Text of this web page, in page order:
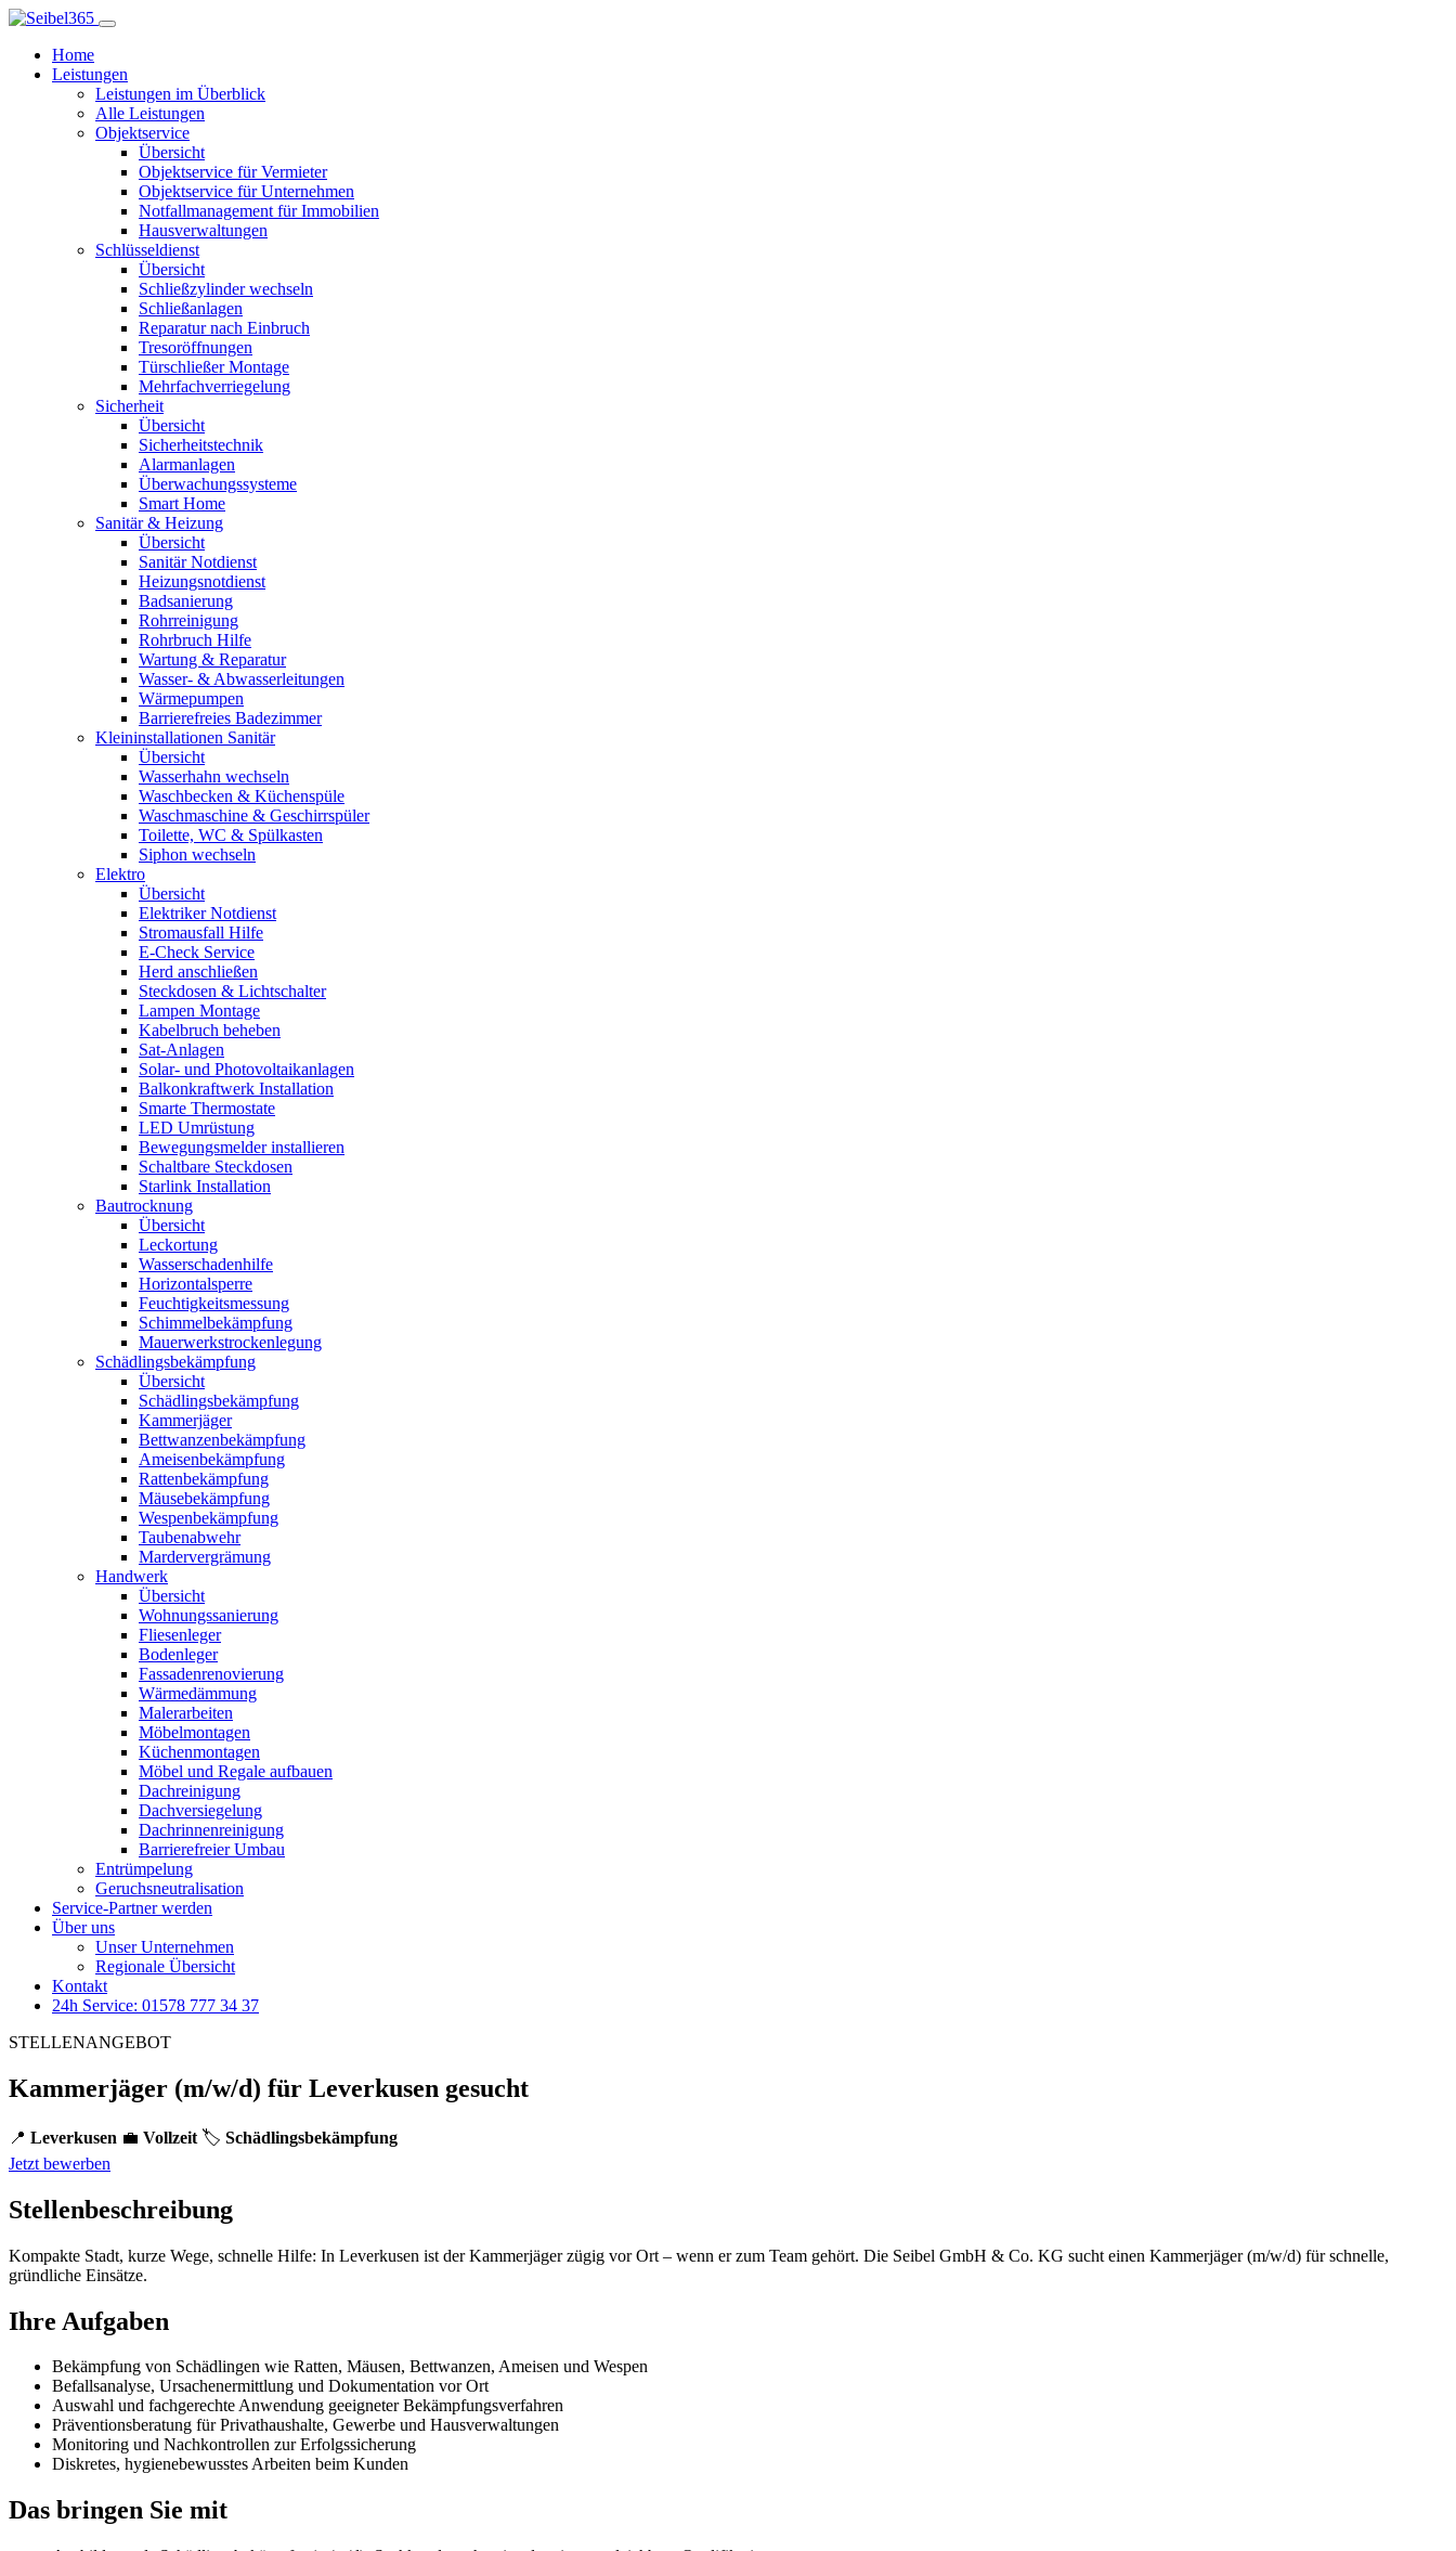
Home
Leistungen
Leistungen im Überblick
Alle Leistungen
Objektservice
Übersicht
Objektservice für Vermieter
Objektservice für Unternehmen
Notfallmanagement für Immobilien
Hausverwaltungen
Schlüsseldienst
Übersicht
Schließzylinder wechseln
Schließanlagen
Reparatur nach Einbruch
Tresoröffnungen
Türschließer Montage
Mehrfachverriegelung
Sicherheit
Übersicht
Sicherheitstechnik
Alarmanlagen
Überwachungssysteme
Smart Home
Sanitär & Heizung
Übersicht
Sanitär Notdienst
Heizungsnotdienst
Badsanierung
Rohrreinigung
Rohrbruch Hilfe
Wartung & Reparatur
Wasser- & Abwasserleitungen
Wärmepumpen
Barrierefreies Badezimmer
Kleininstallationen Sanitär
Übersicht
Wasserhahn wechseln
Waschbecken & Küchenspüle
Waschmaschine & Geschirrspüler
Toilette, WC & Spülkasten
Siphon wechseln
Elektro
Übersicht
Elektriker Notdienst
Stromausfall Hilfe
E-Check Service
Herd anschließen
Steckdosen & Lichtschalter
Lampen Montage
Kabelbruch beheben
Sat-Anlagen
Solar- und Photovoltaikanlagen
Balkonkraftwerk Installation
Smarte Thermostate
LED Umrüstung
Bewegungsmelder installieren
Schaltbare Steckdosen
Starlink Installation
Bautrocknung
Übersicht
Leckortung
Wasserschadenhilfe
Horizontalsperre
Feuchtigkeitsmessung
Schimmelbekämpfung
Mauerwerkstrockenlegung
Schädlingsbekämpfung
Übersicht
Schädlingsbekämpfung
Kammerjäger
Bettwanzenbekämpfung
Ameisenbekämpfung
Rattenbekämpfung
Mäusebekämpfung
Wespenbekämpfung
Taubenabwehr
Mardervergrämung
Handwerk
Übersicht
Wohnungssanierung
Fliesenleger
Bodenleger
Fassadenrenovierung
Wärmedämmung
Malerarbeiten
Möbelmontagen
Küchenmontagen
Möbel und Regale aufbauen
Dachreinigung
Dachversiegelung
Dachrinnenreinigung
Barrierefreier Umbau
Entrümpelung
Geruchsneutralisation
Service-Partner werden
Über uns
Unser Unternehmen
Regionale Übersicht
Kontakt
24h Service: 01578 777 34 37
STELLENANGEBOT
Kammerjäger (m/w/d) für Leverkusen gesucht
📍 Leverkusen 💼 Vollzeit 🏷️ Schädlingsbekämpfung
Jetzt bewerben
Stellenbeschreibung
Kompakte Stadt, kurze Wege, schnelle Hilfe: In Leverkusen ist der Kammerjäger zügig vor Ort – wenn er zum Team gehört. Die Seibel GmbH & Co. KG sucht einen Kammerjäger (m/w/d) für schnelle,
gründliche Einsätze.
Ihre Aufgaben
Bekämpfung von Schädlingen wie Ratten, Mäusen, Bettwanzen, Ameisen und Wespen
Befallsanalyse, Ursachenermittlung und Dokumentation vor Ort
Auswahl und fachgerechte Anwendung geeigneter Bekämpfungsverfahren
Präventionsberatung für Privathaushalte, Gewerbe und Hausverwaltungen
Monitoring und Nachkontrollen zur Erfolgssicherung
Diskretes, hygienebewusstes Arbeiten beim Kunden
Das bringen Sie mit